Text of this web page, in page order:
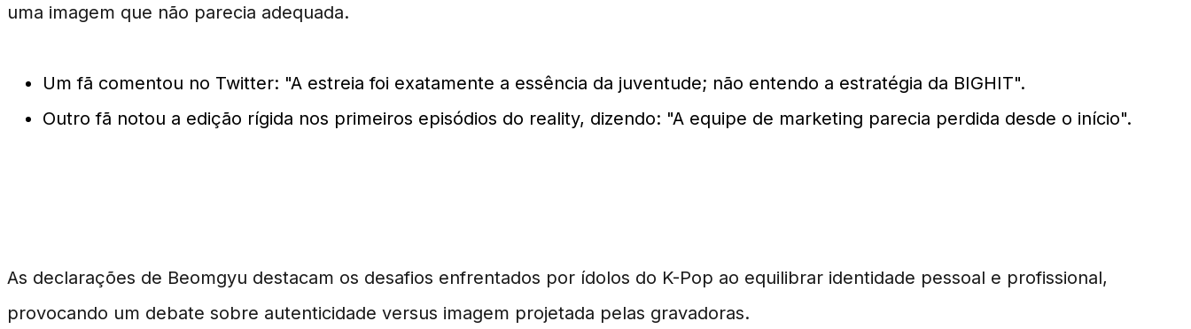
uma imagem que não parecia adequada.
Um fã comentou no Twitter: "A estreia foi exatamente a essência da juventude; não entendo a estratégia da BIGHIT".
Outro fã notou a edição rígida nos primeiros episódios do reality, dizendo: "A equipe de marketing parecia perdida desde o início".
As declarações de Beomgyu destacam os desafios enfrentados por ídolos do K-Pop ao equilibrar identidade pessoal e profissional,
provocando um debate sobre autenticidade versus imagem projetada pelas gravadoras.